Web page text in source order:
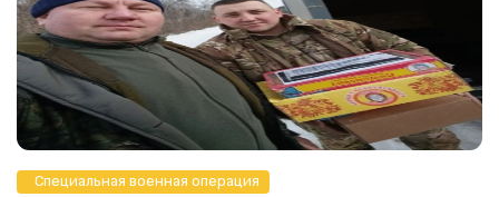
Специальная военная операция